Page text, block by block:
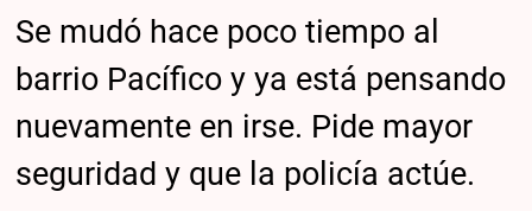
Se mudó hace poco tiempo al
barrio Pacífico y ya está pensando
nuevamente en irse. Pide mayor
seguridad y que la policía actúe.